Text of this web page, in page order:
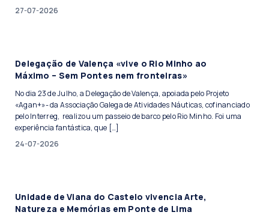
27-07-2026
Delegação de Valença «vive o Rio Minho ao
Máximo – Sem Pontes nem fronteiras»
No dia 23 de Julho, a Delegação de Valença, apoiada pelo Projeto
«Agan+»- da Associação Galega de Atividades Náuticas, cofinanciado
pelo Interreg, realizou um passeio de barco pelo Rio Minho. Foi uma
experiência fantástica, que […]
24-07-2026
Unidade de Viana do Castelo vivencia Arte,
Natureza e Memórias em Ponte de Lima